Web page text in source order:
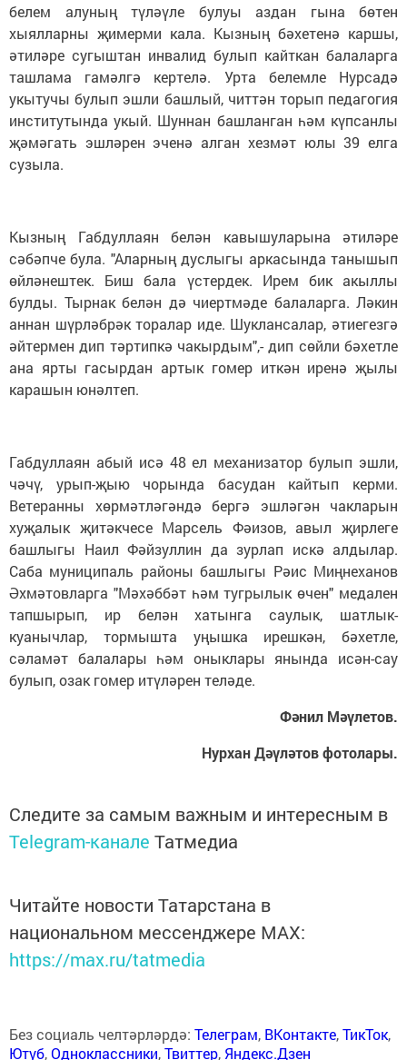
белем алуның түләүле булуы аздан гына бөтен
хыялларны җимерми кала. Кызның бәхетенә каршы,
әтиләре сугыштан инвалид булып кайткан балаларга
ташлама гамәлгә кертелә. Урта белемле Нурсадә
укытучы булып эшли башлый, читтән торып педагогия
институтында укый. Шуннан башланган һәм күпсанлы
җәмәгать эшләрен эченә алган хезмәт юлы 39 елга
сузыла.
Кызның Габдуллаян белән кавышуларына әтиләре
сәбәпче була. "Аларның дуслыгы аркасында танышып
өйләнештек. Биш бала үстердек. Ирем бик акыллы
булды. Тырнак белән дә чиертмәде балаларга. Ләкин
аннан шүрләбрәк торалар иде. Шуклансалар, әтиегезгә
әйтермен дип тәртипкә чакырдым",- дип сөйли бәхетле
ана ярты гасырдан артык гомер иткән иренә җылы
карашын юнәлтеп.
Габдуллаян абый исә 48 ел механизатор булып эшли,
чәчү, урып-җыю чорында басудан кайтып керми.
Ветеранны хөрмәтләгәндә бергә эшләгән чакларын
хуҗалык җитәкчесе Марсель Фәизов, авыл җирлеге
башлыгы Наил Фәйзуллин да зурлап искә алдылар.
Саба муниципаль районы башлыгы Рәис Миңнеханов
Әхмәтовларга "Мәхәббәт һәм тугрылык өчен" медален
тапшырып, ир белән хатынга саулык, шатлык-
куанычлар, тормышта уңышка ирешкән, бәхетле,
сәламәт балалары һәм оныклары янында исән-сау
булып, озак гомер итүләрен теләде.
Фәнил Мәүлетов.
Нурхан Дәүләтов фотолары.
Следите за самым важным и интересным в
Telegram-канале Татмедиа
Читайте новости Татарстана в
национальном мессенджере MАХ:
https://max.ru/tatmedia
Без социаль челтәрләрдә: Телеграм, ВКонтакте,ТикТок,
Ютуб,Одноклассники,Твиттер, Яндекс.Дзен